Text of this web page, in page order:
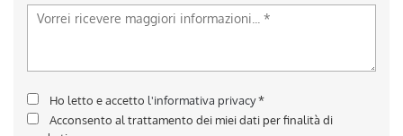
Ho letto e accetto l'informativa privacy*
Acconsento al trattamento dei miei dati per finalità di